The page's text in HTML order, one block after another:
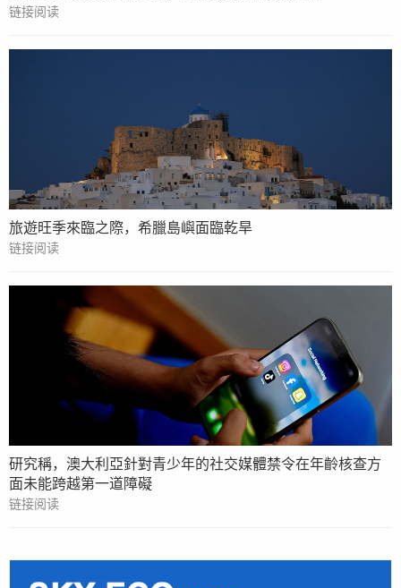
链接阅读
旅遊旺季來臨之際，希臘島嶼面臨乾旱
链接阅读
研究稱，澳大利亞針對青少年的社交媒體禁令在年齡核查方
面未能跨越第一道障礙
链接阅读